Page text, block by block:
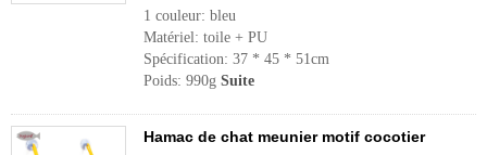
1 couleur: bleu
Matériel: toile + PU
Spécification: 37 * 45 * 51cm
Poids: 990g Suite
Hamac de chat meunier motif cocotier